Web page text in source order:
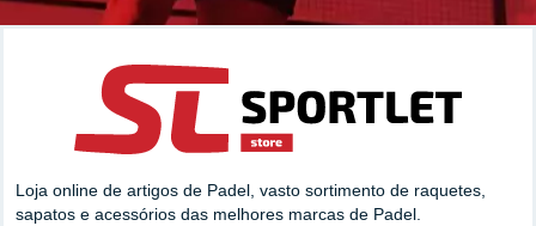
Loja online de artigos de Padel, vasto sortimento de raquetes,
sapatos e acessórios das melhores marcas de Padel.